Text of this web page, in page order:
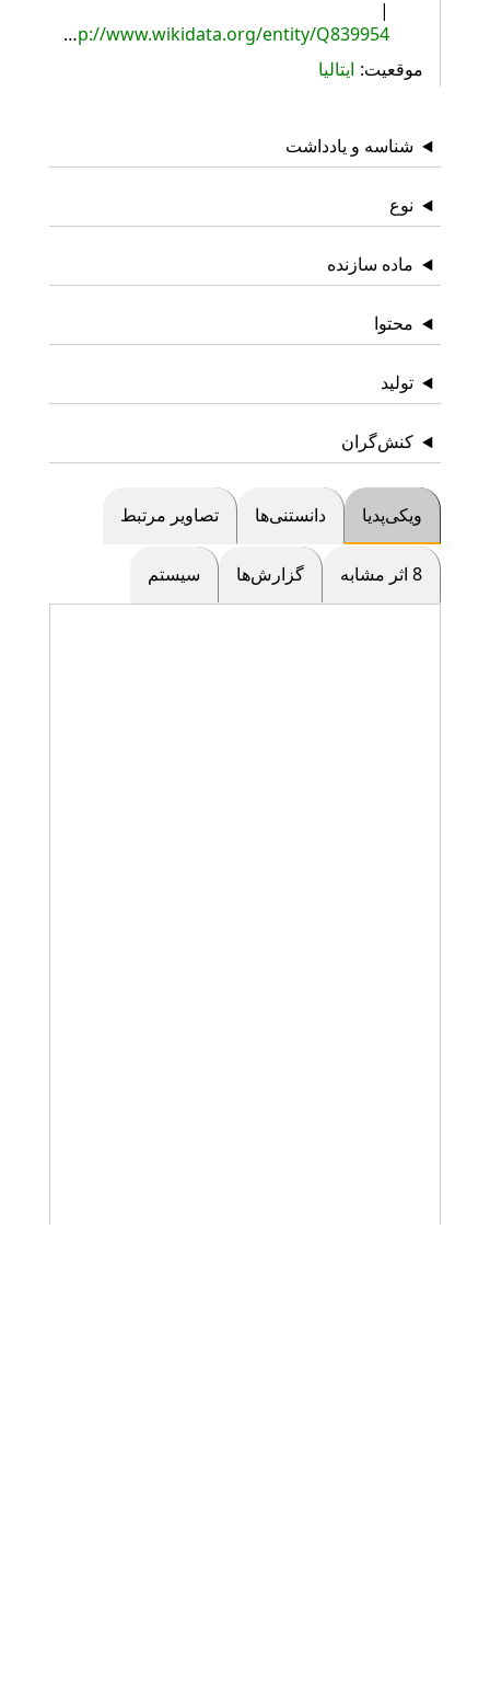
http://www.wikidata.org/entity/Q839954
موقعیت ایتالیا
شناسه و یادداشت
نوع
ماده سازنده
محتوا
تولید
کنش‌گران
ویکی‌پدیا دانستنی‌ها تصاویر مرتبط
8 اثر مشابه گزارش‌ها سیستم